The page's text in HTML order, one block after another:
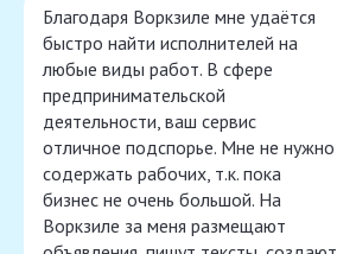
Благодаря Воркзиле мне удаётся
быстро найти исполнителей на
любые виды работ. В сфере
предпринимательской
деятельности, ваш сервис
отличное подспорье. Мне не нужно
содержать рабочих, т.к. пока
бизнес не очень большой. На
Воркзиле за меня размещают